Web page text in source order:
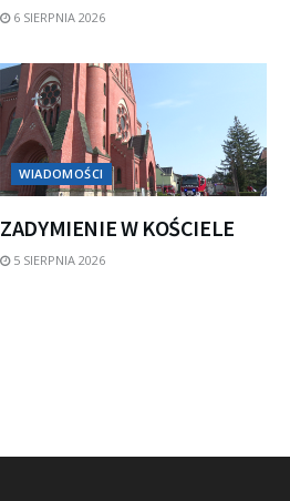
6 SIERPNIA 2026
WIADOMOŚCI
ZADYMIENIE W KOŚCIELE
5 SIERPNIA 2026